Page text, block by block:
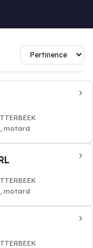
motard
motard